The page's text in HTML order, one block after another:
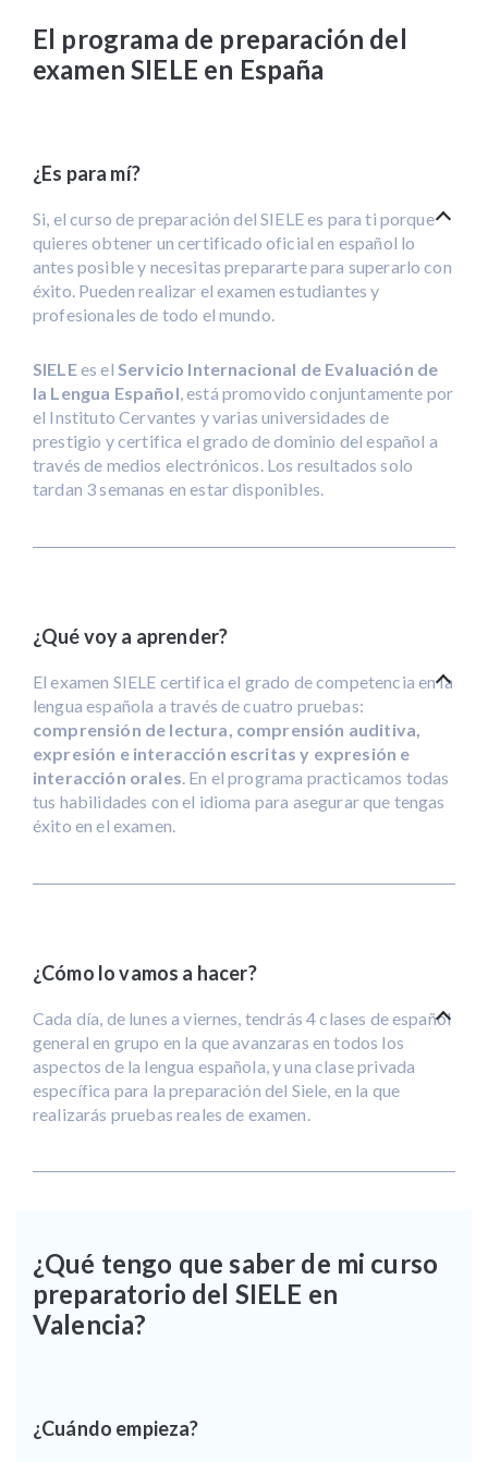
El programa de preparación del
examen SIELE en España
¿Es para mí?
Si, el curso de preparación del SIELE es para ti porque
quieres obtener un certificado oficial en español lo
antes posible y necesitas prepararte para superarlo con
éxito. Pueden realizar el examen estudiantes y
profesionales de todo el mundo.
SIELEes el Servicio Internacional de Evaluación de
la Lengua Español, está promovido conjuntamente por
el Instituto Cervantes y varias universidades de
prestigio y certifica el grado de dominio del español a
través de medios electrónicos. Los resultados solo
tardan 3 semanas en estar disponibles.
¿Qué voy a aprender?
El examen SIELE certifica el grado de competencia en la
lengua española a través de cuatro pruebas:
comprensión de lectura, comprensión auditiva,
expresión e interacción escritas y expresión e
interacción orales. En el programa practicamos todas
tus habilidades con el idioma para asegurar que tengas
éxito en el examen.
¿Cómo lo vamos a hacer?
Cada día, de lunes a viernes, tendrás 4 clases de español
general en grupo en la que avanzaras en todos los
aspectos de la lengua española, y una clase privada
específica para la preparación del Siele, en la que
realizarás pruebas reales de examen.
¿Qué tengo que saber de mi curso
preparatorio del SIELE en
Valencia?
¿Cuándo empieza?